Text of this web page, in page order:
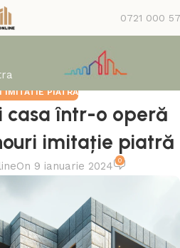
0721 000
IMITATIE PIATRA
într-o operă
imitație piatră
On 9 ianuarie 2024 0